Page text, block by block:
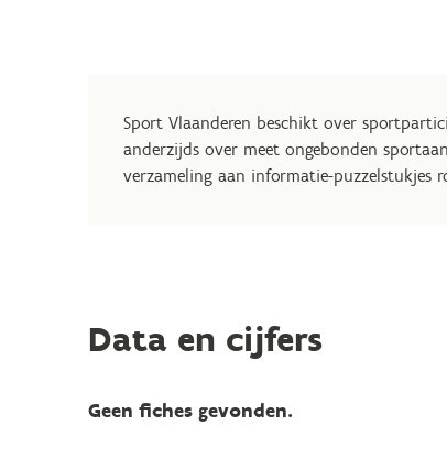
Sport Vlaanderen beschikt over
anderzijds over meet ongebonden
verzameling aan informatie-puzzelstukjes
Data en cijfers
Geen fiches gevonden.